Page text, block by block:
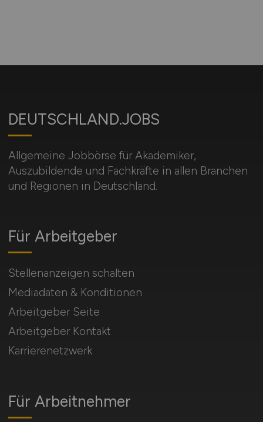
DEUTSCHLAND.JOBS
Allgemeine Jobbörse für Akademiker,
Auszubildende und Fachkräfte in allen Branchen
und Regionen in Deutschland.
Für Arbeitnehmer
Für Arbeitgeber
Stellenanzeigen schalten
Mediadaten & Konditionen
Arbeitgeber Seite
Arbeitgeber Kontakt
Karrierenetzwerk